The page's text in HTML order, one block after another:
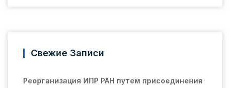
Свежие Записи
Реорганизация ИПР РАН путем присоединения